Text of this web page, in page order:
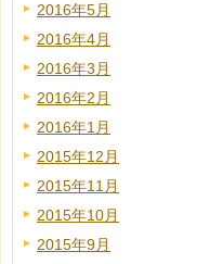
2016年5月
2016年4月
2016年3月
2016年2月
2016年1月
2015年12月
2015年11月
2015年10月
2015年9月